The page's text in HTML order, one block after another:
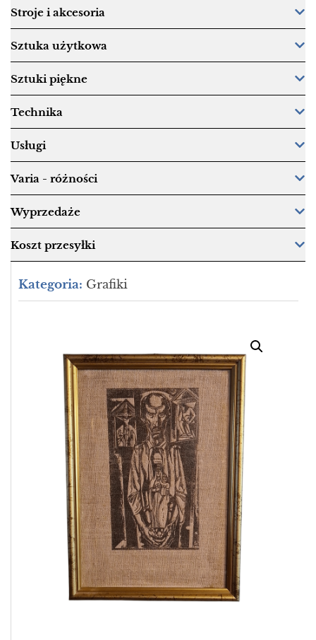
Stroje i akcesoria
Sztuka użytkowa
Sztuki piękne
Technika
Usługi
Varia - różności
Wyprzedaże
Koszt przesyłki
Kategoria: Grafiki